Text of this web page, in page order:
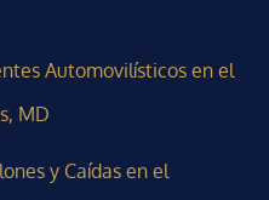
Automovilísticos en el
MD
y Caídas en el